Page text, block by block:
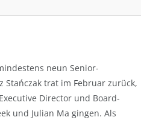
neun Senior-
Stańczak trat im Februar zurück,
Director und Board-
und Julian Ma gingen. Als